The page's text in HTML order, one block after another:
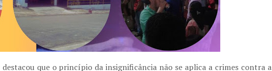
que o princípio da insignificância não se aplica a crimes contra a